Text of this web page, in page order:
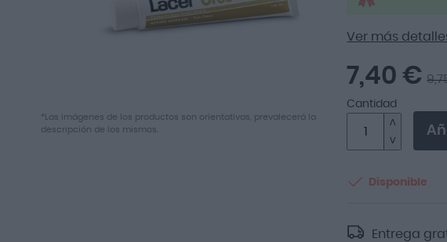
*Las imágenes de los productos son orientativas, prevalecerá la
descripción de los mismos.
Ver más
7,40 €
Cantidad
Disponible
Entrega